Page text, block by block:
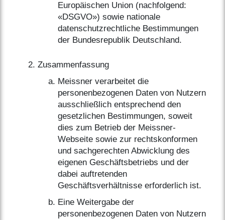
Europäischen Union (nachfolgend:
«DSGVO») sowie nationale
datenschutzrechtliche Bestimmungen
der Bundesrepublik Deutschland.
Zusammenfassung
Meissner verarbeitet die
personenbezogenen Daten von Nutzern
ausschließlich entsprechend den
gesetzlichen Bestimmungen, soweit
dies zum Betrieb der Meissner-
Webseite sowie zur rechtskonformen
und sachgerechten Abwicklung des
eigenen Geschäftsbetriebs und der
dabei auftretenden
Geschäftsverhältnisse erforderlich ist.
Eine Weitergabe der
personenbezogenen Daten von Nutzern